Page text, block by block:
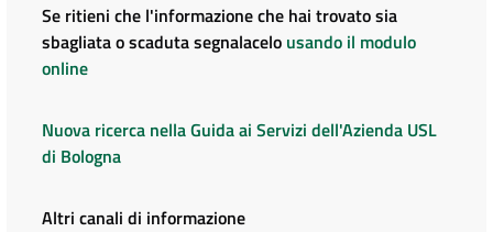
Se ritieni che l'informazione che hai trovato sia
sbagliata o scaduta segnalacelo usando il modulo
online
Nuova ricerca nella Guida ai Servizi dell'Azienda USL
di Bologna
Altri canali di informazione